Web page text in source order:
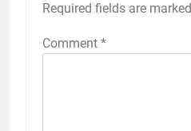
Required fields are marked
Comment *